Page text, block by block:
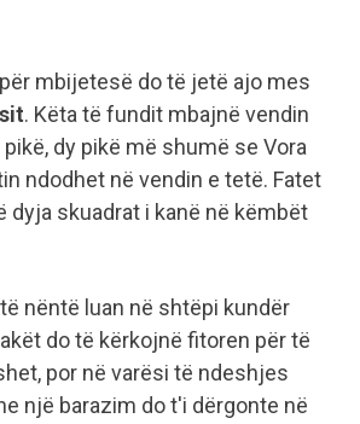
mbijetesë do të jetë ajo mes
. Këta të fundit mbajnë vendin
dy pikë më shumë se Vora
ndodhet në vendin e tetë. Fatet
dyja skuadrat i kanë në këmbët
nëntë luan në shtëpi kundër
do të kërkojnë fitoren për të
por në varësi të ndeshjes
një barazim do t'i dërgonte në